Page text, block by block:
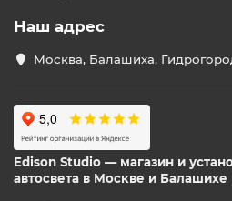
Наш адрес
Москва, Балашиха,
Edison Studio — магазин и
автосвета в Москве и Балашихе